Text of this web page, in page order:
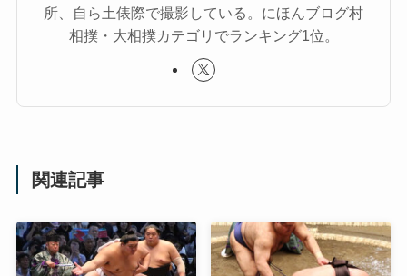
所、自ら土俵際で撮影している。にほんブログ村
相撲・大相撲カテゴリでランキング1位。
関連記事